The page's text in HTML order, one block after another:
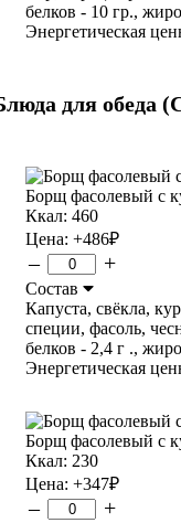
белков - 10 гр.,
Энергетическая
для обеда
Борщ фасолевый с
Ккал: 460
Цена: +486₽
– +
Состав
Капуста, свёкла,
специи, фасоль,
белков - 2,4 г .,
Энергетическая
Борщ фасолевый с
Ккал: 230
Цена: +347₽
– +